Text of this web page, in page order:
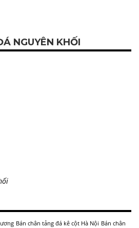
NGUYÊN KHỐI
Bán chân tảng đá kê cột Hà Nội Bán chân